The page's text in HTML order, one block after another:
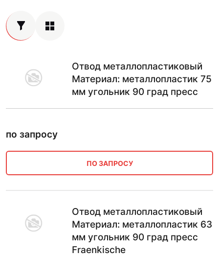
Отвод металлопластиковый
Материал: металлопластик 75
мм угольник 90 град пресс
по запросу
ПО ЗАПРОСУ
Отвод металлопластиковый
Материал: металлопластик 63
мм угольник 90 град пресс
Fraenkische